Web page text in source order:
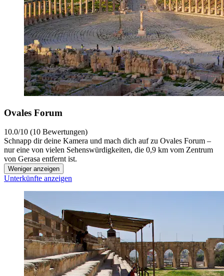
Ovales Forum
10.0/10 (10 Bewertungen)
Schnapp dir deine Kamera und mach dich auf zu Ovales Forum –
nur eine von vielen Sehenswürdigkeiten, die 0,9 km vom Zentrum
von Gerasa entfernt ist.
Weniger anzeigen
Unterkünfte anzeigen